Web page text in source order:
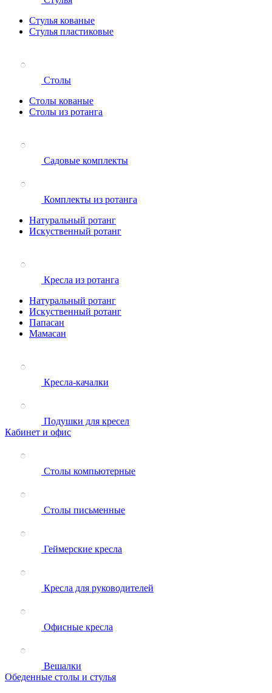
Стулья кованые
Стулья пластиковые
Столы
Столы кованые
Столы из ротанга
Садовые комплекты
Комплекты из ротанга
Натуральный ротанг
Искуственный ротанг
Кресла из ротанга
Натуральный ротанг
Искуственный ротанг
Папасан
Мамасан
Кресла-качалки
Подушки для кресел
Кабинет и офис
Столы компьютерные
Столы письменные
Геймерские кресла
Кресла для руководителей
Офисные кресла
Вешалки
Обеденные столы и стулья